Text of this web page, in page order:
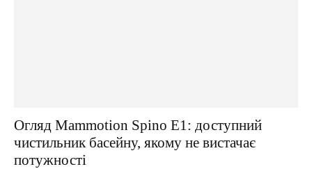
Огляд Mammotion Spino E1: доступний
чистильник басейну, якому не вистачає
потужності